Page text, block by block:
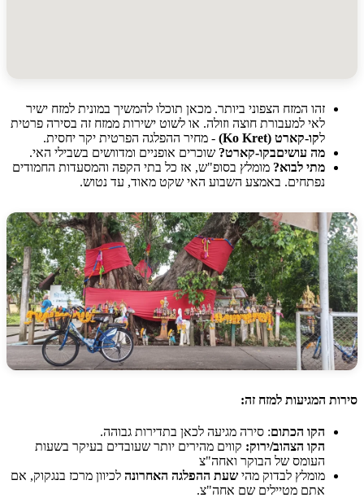
זהו המזח הצפוני ביותר. מכאן תוכלו להמשיך במונית למזח ישיר
לאי למעבורת חוצה וזולה. או לשוט ישירות ממזח זה בסירה פרטית
קו-קארט (Ko Kret)
- מחיר ההפלגה הפרטית יקר יחסית.
מה עושיםבקו-קארט?שוכרים אופניים ומדוושים בשבילי האי.
מתי לבוא?מומלץ בסופ"ש, אז כל בתי הקפה והמסעדות החמודים
נפתחים. באמצע השבוע האי שקט מאוד, עד נטוש.
המגיעות למזח זה:
הקו הכתום: סירה מגיעה לכאן בתדירות גבוהה.
הקו הצהוב/ירוק:קווים מהירים יותר שעובדים בעיקר בשעות
העומס של הבוקר ואחה"צ
מומלץ לבדוק מהישעת ההפלגה האחרונהלכיוון מרכז בנגקוק, אם
אתם מטיילים שם אחה"צ.